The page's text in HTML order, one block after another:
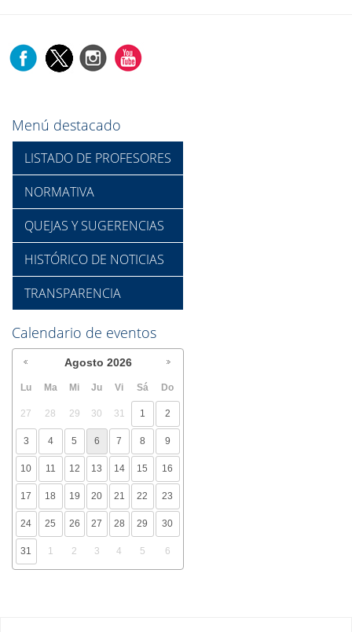
Menú destacado
LISTADO DE PROFESORES
NORMATIVA
QUEJAS Y SUGERENCIAS
HISTÓRICO DE NOTICIAS
TRANSPARENCIA
Calendario de eventos
Agosto 2026
Lu Ma Mi Ju Vi Sá Do
27 28 29 30 31 1 2
3 4 5 6 7 8 9
10 11 12 13 14 15 16
17 18 19 20 21 22 23
24 25 26 27 28 29 30
31 1 2 3 4 5 6